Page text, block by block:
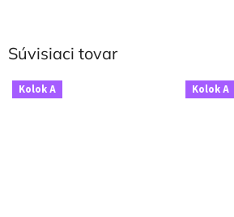
Súvisiaci tovar
Kolok A Kolok A